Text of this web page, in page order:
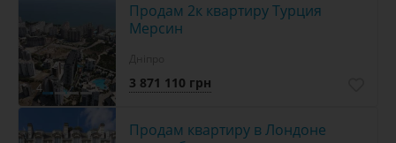
4
Продам 2к квартиру Турция
Мерсин
3 871 110 грн
Продам квартиру в Лондоне